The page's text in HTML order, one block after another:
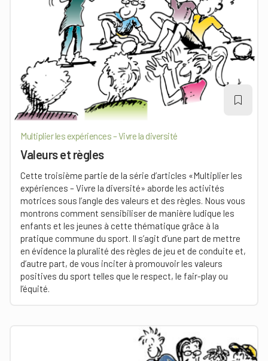
Multiplier les expériences – Vivre la diversité
Valeurs et règles
Cette troisième partie de la série d’articles «Multiplier les
expériences – Vivre la diversité» aborde les activités
motrices sous l’angle des valeurs et des règles. Nous vous
montrons comment sensibiliser de manière ludique les
enfants et les jeunes à cette thématique grâce à la
pratique commune du sport. Il s’agit d’une part de mettre
en évidence la pluralité des règles de jeu et de conduite et,
d’autre part, de vous inciter à promouvoir les valeurs
positives du sport telles que le respect, le fair-play ou
l’équité.